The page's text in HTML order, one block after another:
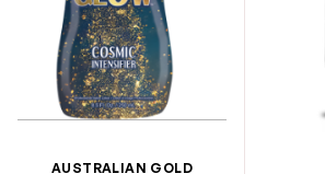
AUSTRALIAN GOLD